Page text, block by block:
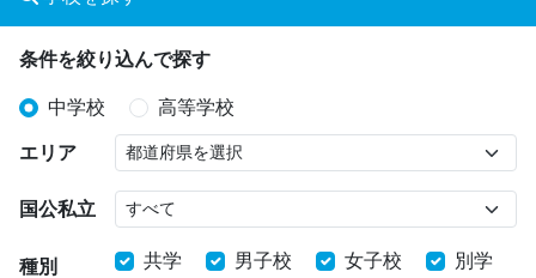
条件を絞り込んで探す
中学校 高等学校
エリア
国公私立
種別 共学 男子校 女子校 別学